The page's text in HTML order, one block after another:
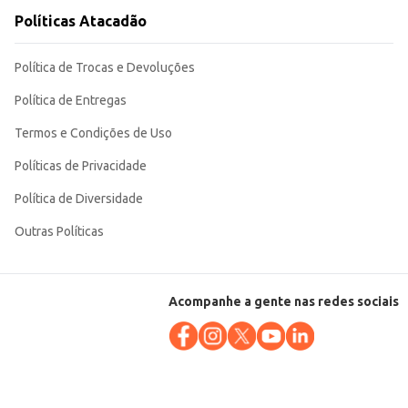
Políticas Atacadão
Política de Trocas e Devoluções
Política de Entregas
Termos e Condições de Uso
Políticas de Privacidade
Política de Diversidade
Outras Políticas
Acompanhe a gente nas redes sociais